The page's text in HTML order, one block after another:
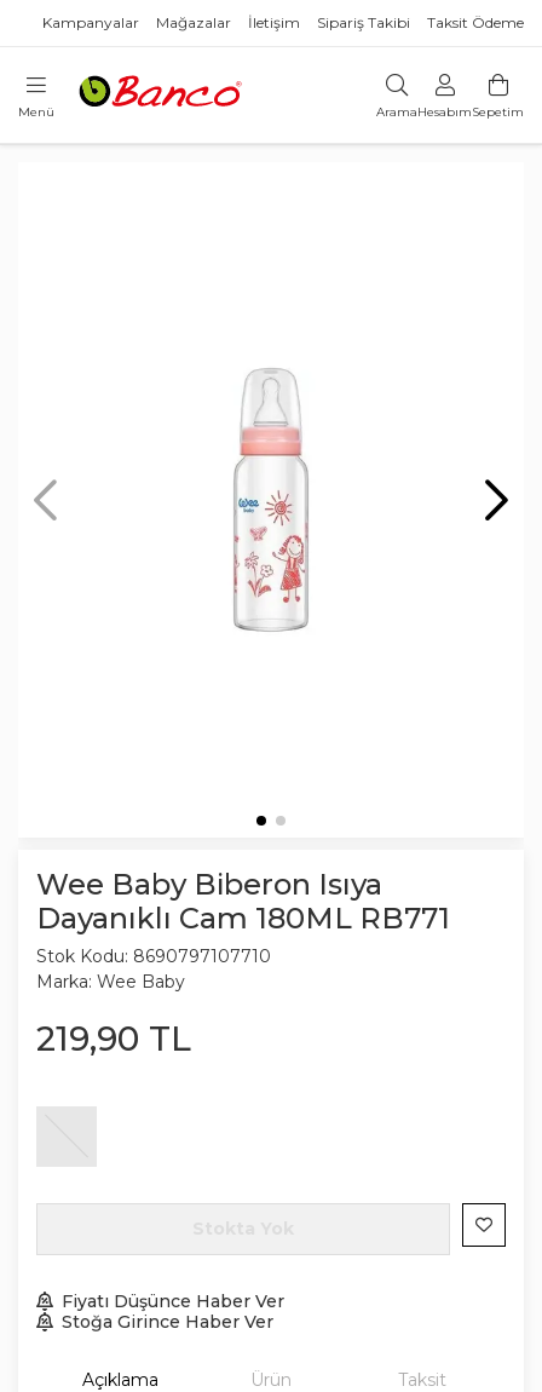
Kampanyalar Mağazalar İletişim Sipariş Takibi Taksit Ödeme
Menü AramaHesabımSepetim
Wee Baby Biberon Isıya
Dayanıklı Cam 180ML RB771
Stok Kodu: 8690797107710
Marka: Wee Baby
219,90 TL
Fiyatı Düşünce Haber Ver
Stoğa Girince Haber Ver
Açıklama
Ürün
Taksit